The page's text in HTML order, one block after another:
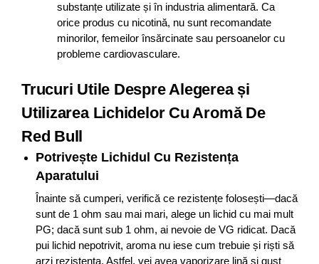
substanțe utilizate și în industria alimentară. Ca
orice produs cu nicotină, nu sunt recomandate
minorilor, femeilor însărcinate sau persoanelor cu
probleme cardiovasculare.
Trucuri Utile Despre Alegerea și
Utilizarea Lichidelor Cu Aromă De
Red Bull
Potrivește Lichidul Cu Rezistența
Aparatului
Înainte să cumperi, verifică ce rezistențe folosești—dacă
sunt de 1 ohm sau mai mari, alege un lichid cu mai mult
PG; dacă sunt sub 1 ohm, ai nevoie de VG ridicat. Dacă
pui lichid nepotrivit, aroma nu iese cum trebuie și riști să
arzi rezistența. Astfel, vei avea vaporizare lină și gust